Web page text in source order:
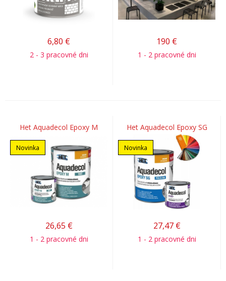
6,80 €
2 - 3 pracovné dni
190 €
1 - 2 pracovné dni
Het Aquadecol Epoxy M
Novinka
26,65 €
1 - 2 pracovné dni
Het Aquadecol Epoxy SG
Novinka
27,47 €
1 - 2 pracovné dni